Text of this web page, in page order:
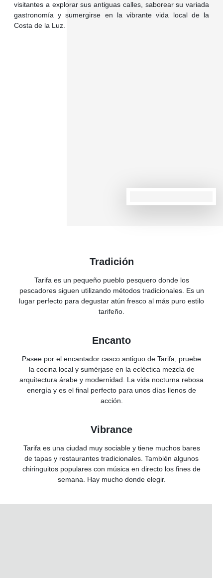
visitantes a explorar sus antiguas calles, saborear su variada
gastronomía y sumergirse en la vibrante vida local de la
Costa de la Luz.
Tradición
Tarifa es un pequeño pueblo pesquero donde los
pescadores siguen utilizando métodos tradicionales. Es un
lugar perfecto para degustar atún fresco al más puro estilo
tarifeño.
Encanto
Pasee por el encantador casco antiguo de Tarifa, pruebe
la cocina local y sumérjase en la ecléctica mezcla de
arquitectura árabe y modernidad. La vida nocturna rebosa
energía y es el final perfecto para unos días llenos de
acción.
Vibrance
Tarifa es una ciudad muy sociable y tiene muchos bares
de tapas y restaurantes tradicionales. También algunos
chiringuitos populares con música en directo los fines de
semana. Hay mucho donde elegir.